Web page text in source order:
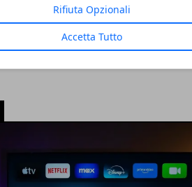
Rifiuta Opzionali
Accetta Tutto